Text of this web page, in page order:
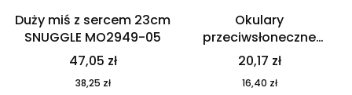
Duży miś z sercem 23cm
SNUGGLE MO2949-05
47,05 zł
38,25 zł
Okulary
przeciwsłoneczne
CALIFORNIA TOUCH
MO9617-10
20,17 zł
16,40 zł